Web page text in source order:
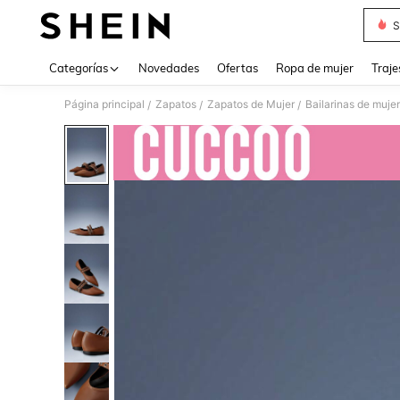
Categorías Novedades Ofertas Ropa de mujer
Página principal / Zapatos / Zapatos de Mujer / Bailarinas de mujer